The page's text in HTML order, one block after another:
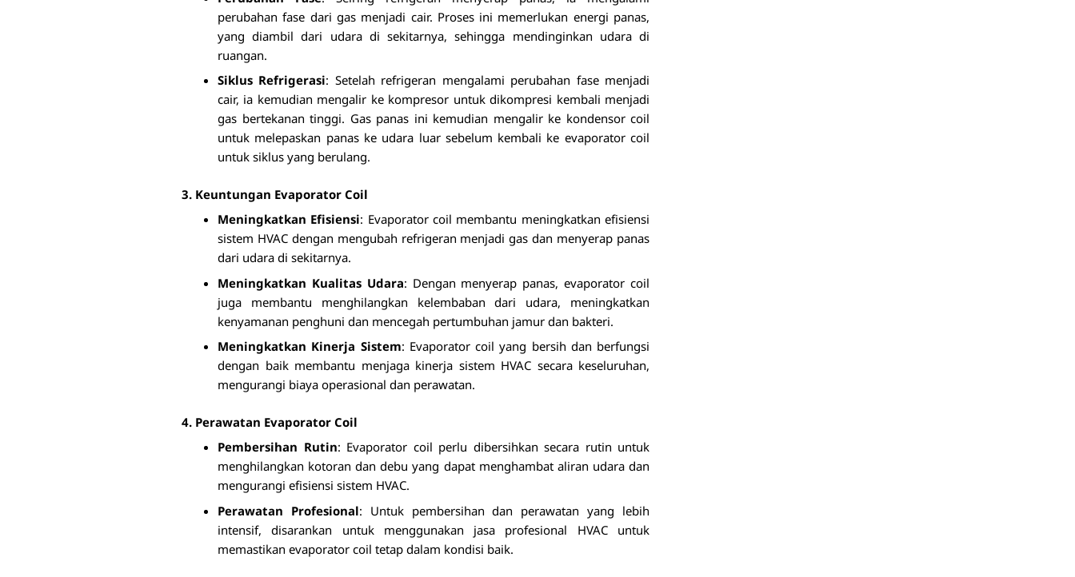
perubahan fase dari gas menjadi cair. Proses ini memerlukan energi panas,
yang diambil dari udara di sekitarnya, sehingga mendinginkan udara di
ruangan.
Siklus Refrigerasi: Setelah refrigeran mengalami perubahan fase menjadi
cair, ia kemudian mengalir ke kompresor untuk dikompresi kembali menjadi
gas bertekanan tinggi. Gas panas ini kemudian mengalir ke kondensor coil
untuk melepaskan panas ke udara luar sebelum kembali ke evaporator coil
untuk siklus yang berulang.
3. Keuntungan Evaporator Coil
Meningkatkan Efisiensi: Evaporator coil membantu meningkatkan efisiensi
sistem HVAC dengan mengubah refrigeran menjadi gas dan menyerap panas
dari udara di sekitarnya.
Meningkatkan Kualitas Udara: Dengan menyerap panas, evaporator coil
juga membantu menghilangkan kelembaban dari udara, meningkatkan
kenyamanan penghuni dan mencegah pertumbuhan jamur dan bakteri.
Meningkatkan Kinerja Sistem: Evaporator coil yang bersih dan berfungsi
dengan baik membantu menjaga kinerja sistem HVAC secara keseluruhan,
mengurangi biaya operasional dan perawatan.
4. Perawatan Evaporator Coil
Pembersihan Rutin: Evaporator coil perlu dibersihkan secara rutin untuk
menghilangkan kotoran dan debu yang dapat menghambat aliran udara dan
mengurangi efisiensi sistem HVAC.
Perawatan Profesional: Untuk pembersihan dan perawatan yang lebih
intensif, disarankan untuk menggunakan jasa profesional HVAC untuk
memastikan evaporator coil tetap dalam kondisi baik.